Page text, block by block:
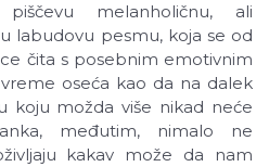
melanholičnu, ali
labudovu pesmu, koja se od
čita s posebnim emotivnim
oseća kao da na dalek
koju možda više nikad neće
međutim, nimalo ne
kakav može da nam